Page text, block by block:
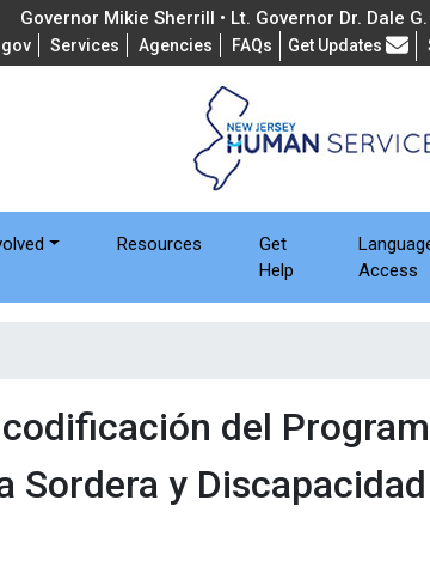
Governor Mikie Sherrill • Lt. Governor Dr. Dale
Services Agencies FAQs Frequently Asked
Get Updates
Resources
Get
Help
Access
del
Sordera y Discapacidad